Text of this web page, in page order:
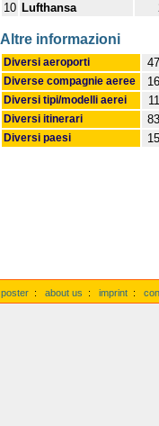
10 Lufthansa
Altre informazioni
Diversi aeroporti 47
Diverse compagnie aeree 16
Diversi tipi/modelli aerei 11
Diversi itinerari 83
Diversi paesi 15
poster : about us : imprint :